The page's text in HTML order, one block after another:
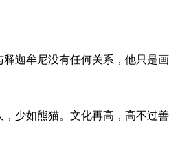
迦牟尼没有任何关系，他只是画
少如熊猫。文化再高，高不过善